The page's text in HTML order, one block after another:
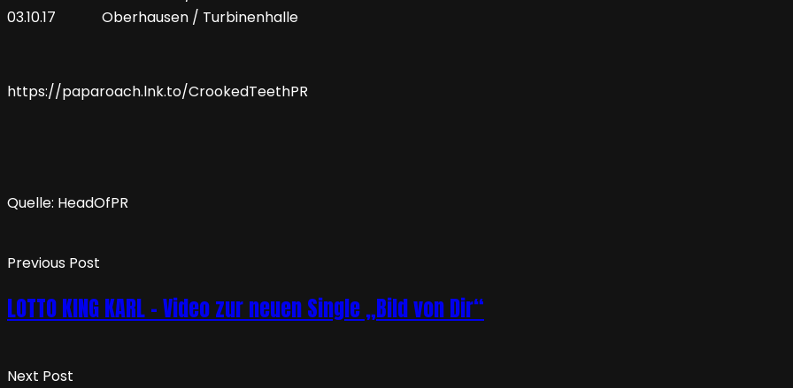
03.10.17 Oberhausen / Turbinenhalle
https://paparoach.lnk.to/CrookedTeethPR
Quelle: HeadOfPR
Previous Post
LOTTO KING KARL – Video zur neuen Single „Bild von Dir“
Next Post